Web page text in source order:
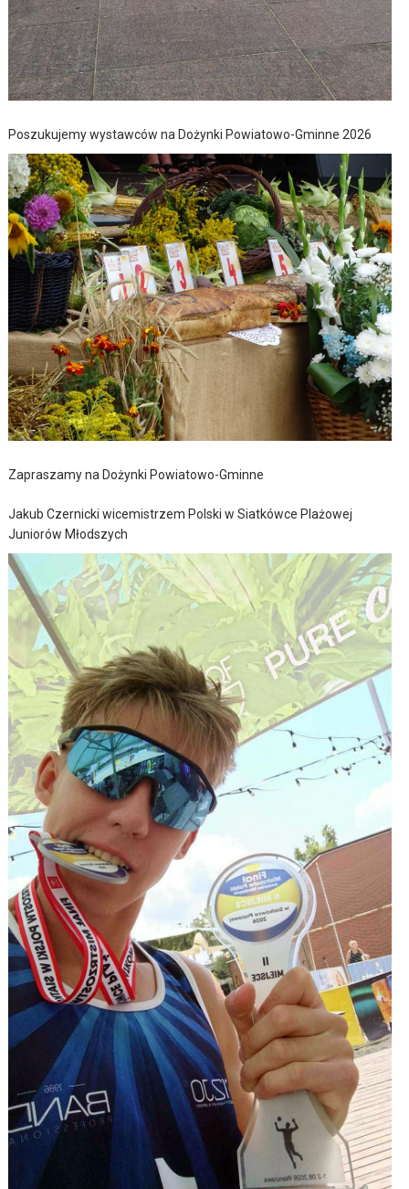
Poszukujemy wystawców na Dożynki Powiatowo-Gminne 2026
Zapraszamy na Dożynki Powiatowo-Gminne
Jakub Czernicki wicemistrzem Polski w Siatkówce Plażowej
Juniorów Młodszych